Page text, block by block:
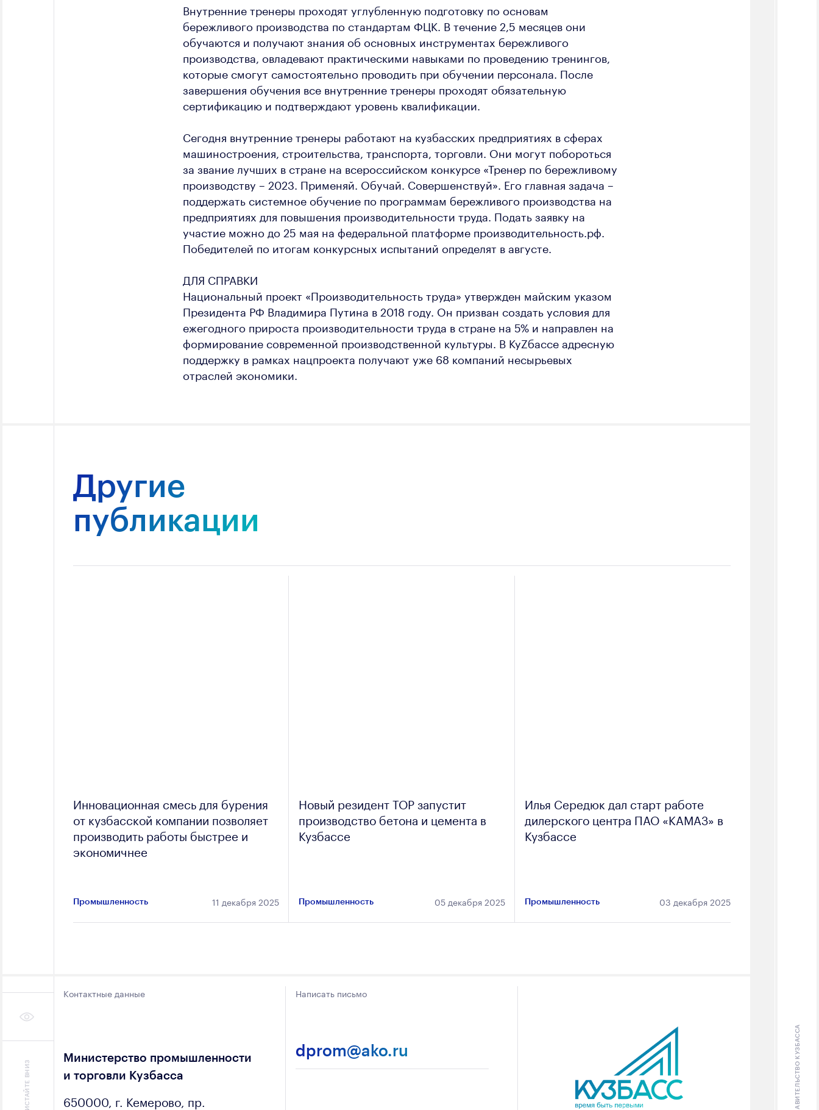
ЛИСТАЙТЕ ВНИЗ ПРАВИТЕЛЬСТВО КУЗБАССА
Внутренние тренеры проходят углубленную подготовку по основам
бережливого производства по стандартам ФЦК. В течение 2,5 месяцев они
обучаются и получают знания об основных инструментах бережливого
производства, овладевают практическими навыками по проведению тренингов,
которые смогут самостоятельно проводить при обучении персонала. После
завершения обучения все внутренние тренеры проходят обязательную
сертификацию и подтверждают уровень квалификации.
Сегодня внутренние тренеры работают на кузбасских предприятиях в сферах
машиностроения, строительства, транспорта, торговли. Они могут побороться
за звание лучших в стране на всероссийском конкурсе «Тренер по бережливому
производству – 2023. Применяй. Обучай. Совершенствуй». Его главная задача –
поддержать системное обучение по программам бережливого производства на
предприятиях для повышения производительности труда. Подать заявку на
участие можно до 25 мая на федеральной платформе производительность.рф.
Победителей по итогам конкурсных испытаний определят в августе.
ДЛЯ СПРАВКИ
Национальный проект «Производительность труда» утвержден майским указом
Президента РФ Владимира Путина в 2018 году. Он призван создать условия для
ежегодного прироста производительности труда в стране на 5% и направлен на
формирование современной производственной культуры. В КуZбассе адресную
поддержку в рамках нацпроекта получают уже 68 компаний несырьевых
отраслей экономики.
Другие
публикации
Инновационная смесь для бурения
от кузбасской компании позволяет
производить работы быстрее и
экономичнее
Промышленность 11 декабря 2025
Новый резидент ТОР запустит
производство бетона и цемента в
Кузбассе
Промышленность 05 декабря 2025
Илья Середюк дал старт работе
дилерского центра ПАО «КАМАЗ» в
Кузбассе
Промышленность 03 декабря 2025
Контактные данные
Министерство промышленности
и торговли Кузбасса
650000, г. Кемерово, пр.
Написать письмо
dprom@ako.ru